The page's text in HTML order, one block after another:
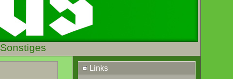
Sonstiges
Links